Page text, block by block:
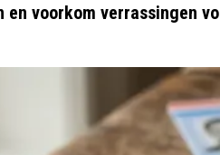
voorkom verrassingen